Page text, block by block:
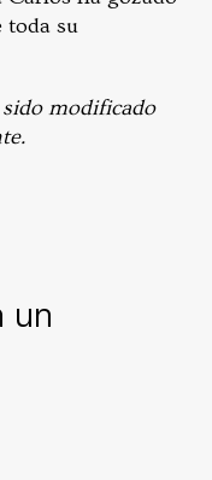
toda su
modificado
un